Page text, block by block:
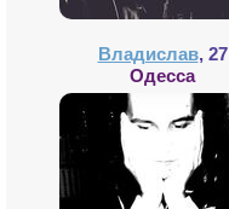
Владислав, 27
Одесса